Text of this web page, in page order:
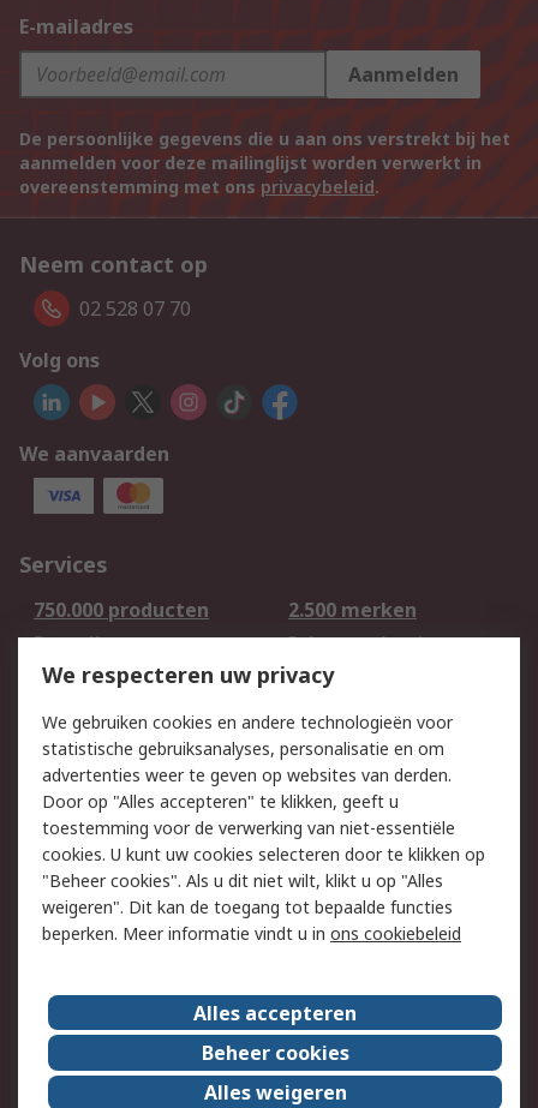
E-mailadres
Aanmelden
De persoonlijke gegevens die u aan ons verstrekt bij het
aanmelden voor deze mailinglijst worden verwerkt in
overeenstemming met ons privacybeleid.
Neem contact op
02 528 07 70
Volg ons
We aanvaarden
Services
750.000 producten
2.500 merken
Bestellen
Inkoopoplossingen
Retouren
Technisch advies
Track & Trace
Wettelijk
Cookiebeleid
Email veiligheid
Privacybeleid -
Bijgewerkt
Websitevoorwaarden
Algemene
verkoopvoorwaarden
Over RS
RS Group
Over ons
RS wereldwijd
Werken bij RS
We respecteren uw privacy
We gebruiken cookies en andere technologieën voor
statistische gebruiksanalyses, personalisatie en om
advertenties weer te geven op websites van derden.
Door op "Alles accepteren" te klikken, geeft u
toestemming voor de verwerking van niet-essentiële
cookies. U kunt uw cookies selecteren door te klikken op
"Beheer cookies". Als u dit niet wilt, klikt u op "Alles
weigeren". Dit kan de toegang tot bepaalde functies
beperken. Meer informatie vindt u in ons cookiebeleid
Alles accepteren
Beheer cookies
Alles weigeren